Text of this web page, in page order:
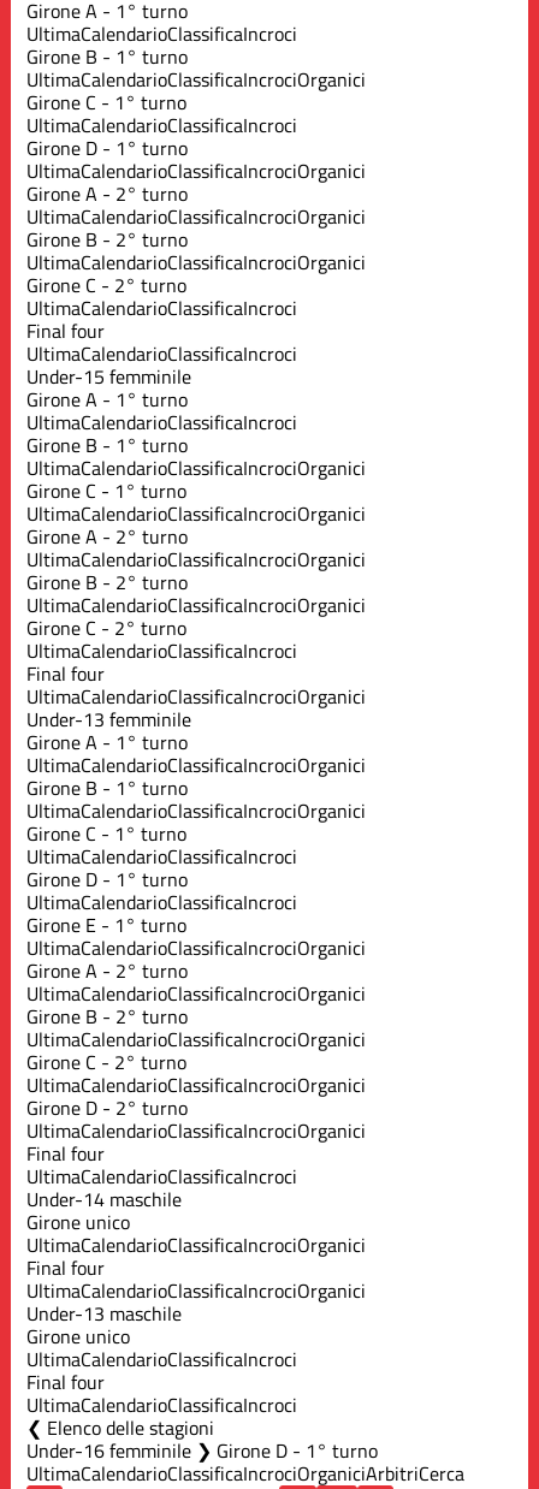
Girone A - 1° turno
UltimaCalendarioClassificaIncroci
Girone B - 1° turno
UltimaCalendarioClassificaIncrociOrganici
Girone C - 1° turno
UltimaCalendarioClassificaIncroci
Girone D - 1° turno
UltimaCalendarioClassificaIncrociOrganici
Girone A - 2° turno
UltimaCalendarioClassificaIncrociOrganici
Girone B - 2° turno
UltimaCalendarioClassificaIncrociOrganici
Girone C - 2° turno
UltimaCalendarioClassificaIncroci
Final four
UltimaCalendarioClassificaIncroci
Under-15 femminile
Girone A - 1° turno
UltimaCalendarioClassificaIncroci
Girone B - 1° turno
UltimaCalendarioClassificaIncrociOrganici
Girone C - 1° turno
UltimaCalendarioClassificaIncrociOrganici
Girone A - 2° turno
UltimaCalendarioClassificaIncrociOrganici
Girone B - 2° turno
UltimaCalendarioClassificaIncrociOrganici
Girone C - 2° turno
UltimaCalendarioClassificaIncroci
Final four
UltimaCalendarioClassificaIncrociOrganici
Under-13 femminile
Girone A - 1° turno
UltimaCalendarioClassificaIncrociOrganici
Girone B - 1° turno
UltimaCalendarioClassificaIncrociOrganici
Girone C - 1° turno
UltimaCalendarioClassificaIncroci
Girone D - 1° turno
UltimaCalendarioClassificaIncroci
Girone E - 1° turno
UltimaCalendarioClassificaIncrociOrganici
Girone A - 2° turno
UltimaCalendarioClassificaIncrociOrganici
Girone B - 2° turno
UltimaCalendarioClassificaIncrociOrganici
Girone C - 2° turno
UltimaCalendarioClassificaIncrociOrganici
Girone D - 2° turno
UltimaCalendarioClassificaIncrociOrganici
Final four
UltimaCalendarioClassificaIncroci
Under-14 maschile
Girone unico
UltimaCalendarioClassificaIncrociOrganici
Final four
UltimaCalendarioClassificaIncrociOrganici
Under-13 maschile
Girone unico
UltimaCalendarioClassificaIncroci
Final four
UltimaCalendarioClassificaIncroci
Elenco delle stagioni
Under-16 femminile ❯ Girone D - 1° turno
UltimaCalendarioClassificaIncrociOrganiciArbitriCerca